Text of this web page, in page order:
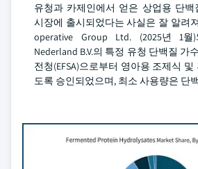
유청과 카제인에서 얻은 상업용 단
시장에 출시되었다는 사실은 잘 알려
operative Group Ltd. (2025년 1월)
Nederland B.V.의 특정 유청 단백질 가
전청(EFSA)으로부터 영아용 조제식
도록 승인되었으며, 최소 사용량은 단